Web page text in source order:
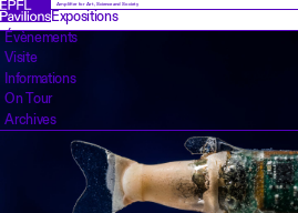
Amplifier for Art, Science and Society
Expositions
Évènements
Visite
Informations
On Tour
Archives